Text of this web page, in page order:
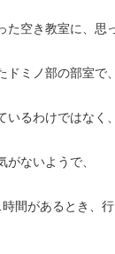
空き教室に、思
ミノ部の部室で
るわけではなく
ないようで、
間があるとき、